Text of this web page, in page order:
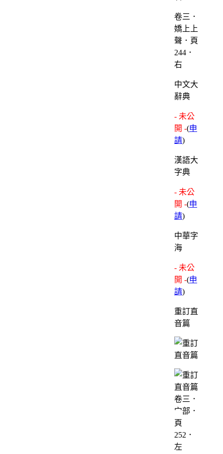
卷三．
嬌上上
聲．頁
244．
右
中文大
辭典
- 未公
開 -(申
請)
漢語大
字典
- 未公
開 -(申
請)
中華字
海
- 未公
開 -(申
請)
重訂直
音篇